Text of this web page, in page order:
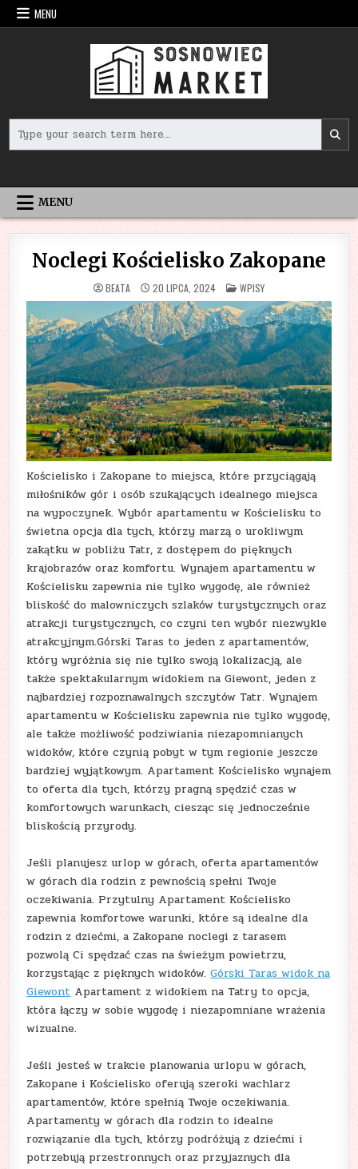
Skip
to
MENU
for:
MENU
Noclegi Kościelisko Zakopane
BEATA 20 LIPCA, 2024 POSTED
IN
WPISY
Kościelisko i Zakopane to miejsca, które przyciągają
miłośników gór i osób szukających idealnego miejsca
na wypoczynek. Wybór apartamentu w Kościelisku to
świetna opcja dla tych, którzy marzą o urokliwym
zakątku w pobliżu Tatr, z dostępem do pięknych
krajobrazów oraz komfortu. Wynajem apartamentu w
Kościelisku zapewnia nie tylko wygodę, ale również
bliskość do malowniczych szlaków turystycznych oraz
atrakcji turystycznych, co czyni ten wybór niezwykle
atrakcyjnym.Górski Taras to jeden z apartamentów,
który wyróżnia się nie tylko swoją lokalizacją, ale
także spektakularnym widokiem na Giewont, jeden z
najbardziej rozpoznawalnych szczytów Tatr. Wynajem
apartamentu w Kościelisku zapewnia nie tylko wygodę,
ale także możliwość podziwiania niezapomnianych
widoków, które czynią pobyt w tym regionie jeszcze
bardziej wyjątkowym. Apartament Kościelisko wynajem
to oferta dla tych, którzy pragną spędzić czas w
komfortowych warunkach, ciesząc się jednocześnie
bliskością przyrody.
Jeśli planujesz urlop w górach, oferta apartamentów
w górach dla rodzin z pewnością spełni Twoje
oczekiwania. Przytulny Apartament Kościelisko
zapewnia komfortowe warunki, które są idealne dla
rodzin z dziećmi, a Zakopane noclegi z tarasem
pozwolą Ci spędzać czas na świeżym powietrzu,
korzystając z pięknych widoków.Górski Taras widok na
GiewontApartament z widokiem na Tatry to opcja,
która łączy w sobie wygodę i niezapomniane wrażenia
wizualne.
Jeśli jesteś w trakcie planowania urlopu w górach,
Zakopane i Kościelisko oferują szeroki wachlarz
apartamentów, które spełnią Twoje oczekiwania.
Apartamenty w górach dla rodzin to idealne
rozwiązanie dla tych, którzy podróżują z dziećmi i
potrzebują przestronnych oraz przyjaznych dla